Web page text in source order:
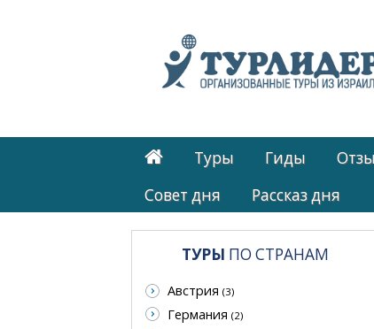
Туры Гиды
Cовет дня
Рассказ дня
ТУРЫ ПО СТРАНАМ
Австрия (3)
Германия (2)